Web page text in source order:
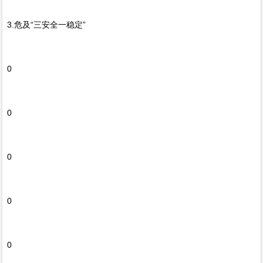
3.危及“三安全一稳定”
0
0
0
0
0